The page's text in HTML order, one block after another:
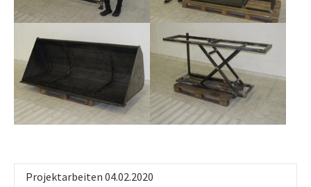
Projektarbeiten 04.02.2020